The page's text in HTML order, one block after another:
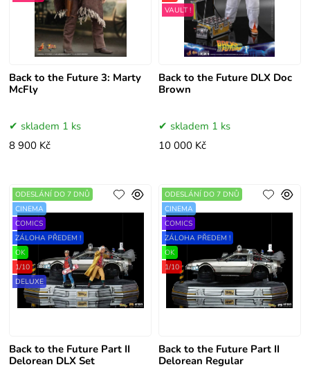
Back to the Future 3: Marty
McFly
skladem 1 ks
8 900 Kč
Back to the Future DLX Doc
Brown
VAULT !
skladem 1 ks
10 000 Kč
Back to the Future Part II
Delorean DLX Set
ODESLÁNÍ DO 7 DNŮ
CINEMA
COMICS
ZÁLOHA PŘEDEM !
OK
1/10
DELUXE
Back to the Future Part II
Delorean Regular
ODESLÁNÍ DO 7 DNŮ
CINEMA
COMICS
ZÁLOHA PŘEDEM !
OK
1/10